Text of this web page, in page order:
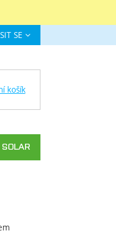
SE
košík